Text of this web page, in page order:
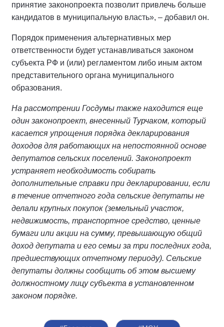
принятие законопроекта позволит привлечь больше
кандидатов в муниципальную власть», – добавил он.
Порядок применения альтернативных мер
ответственности будет устанавливаться законом
субъекта РФ и (или) регламентом либо иным актом
представительного органа муниципального
образования.
На рассмотрении Госдумы также находится еще
один законопроект, внесенный Турчаком, который
касается упрощения порядка декларирования
доходов для работающих на непостоянной основе
депутатов сельских поселений. Законопроект
устраняет необходимость собирать
дополнительные справки при декларировании, если
в течение отчетного года сельские депутаты не
делали крупных покупок (земельный участок,
недвижимость, транспортное средство, ценные
бумаги или акции на сумму, превышающую общий
доход депутата и его семьи за три последних года,
предшествующих отчетному периоду). Сельские
депутаты должны сообщить об этом высшему
должностному лицу субъекта в установленном
законом порядке.